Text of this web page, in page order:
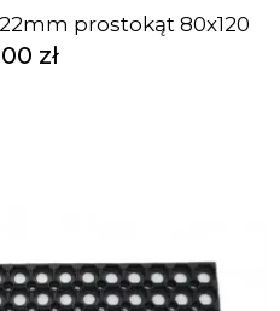
prostokąt 80x120
zł